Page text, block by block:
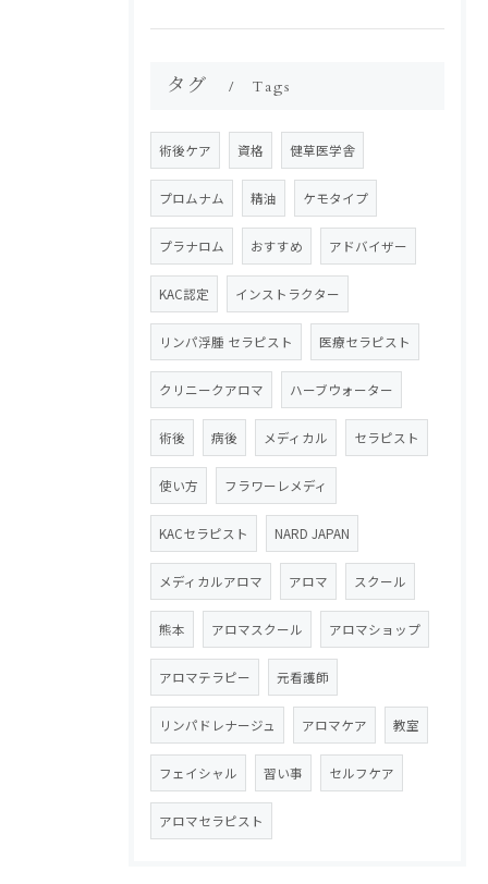
タグ Tags
術後ケア 資格 健草医学舎
プロムナム 精油 ケモタイプ
プラナロム おすすめ アドバイザー
KAC認定 インストラクター
リンパ浮腫 セラピスト 医療セラピスト
クリニークアロマ ハーブウォーター
術後 病後 メディカル セラピスト
使い方 フラワーレメディ
KACセラピスト NARD JAPAN
メディカルアロマ アロマ スクール
熊本 アロマスクール アロマショップ
アロマテラピー 元看護師
リンパドレナージュ アロマケア 教室
フェイシャル 習い事 セルフケア
アロマセラピスト